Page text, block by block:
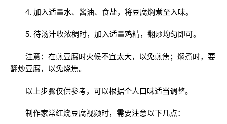
4. 加入适量水、酱油、食盐，将豆腐焖煮至入味。
5. 待汤汁收浓稠时，加入适量鸡精，翻炒均匀即可。
注意：在煎豆腐时火候不宜太大，以免煎焦；焖煮时，要
翻炒豆腐，以免烧焦。
以上步骤仅供参考，可以根据个人口味适当调整。
制作家常红烧豆腐视频时，需要注意以下几点：